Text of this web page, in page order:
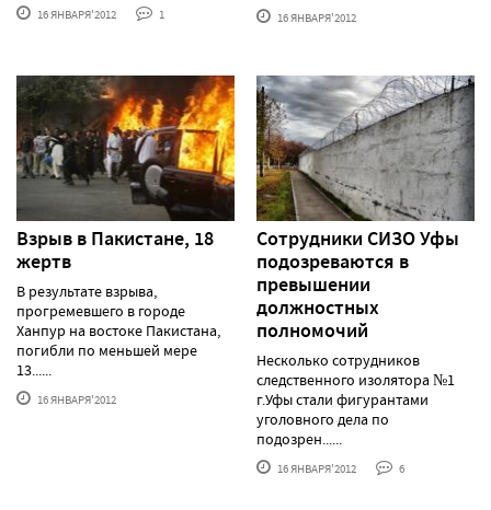
16 ЯНВАРЯ'2012 1 16 ЯНВАРЯ'2012
Взрыв в Пакистане, 18
жертв
В результате взрыва,
прогремевшего в городе
Ханпур на востоке Пакистана,
погибли по меньшей мере
13......
16 ЯНВАРЯ'2012
Сотрудники СИЗО Уфы
подозреваются в
превышении
должностных
полномочий
Несколько сотрудников
следственного изолятора №1
г.Уфы стали фигурантами
уголовного дела по
подозрен......
16 ЯНВАРЯ'2012 6